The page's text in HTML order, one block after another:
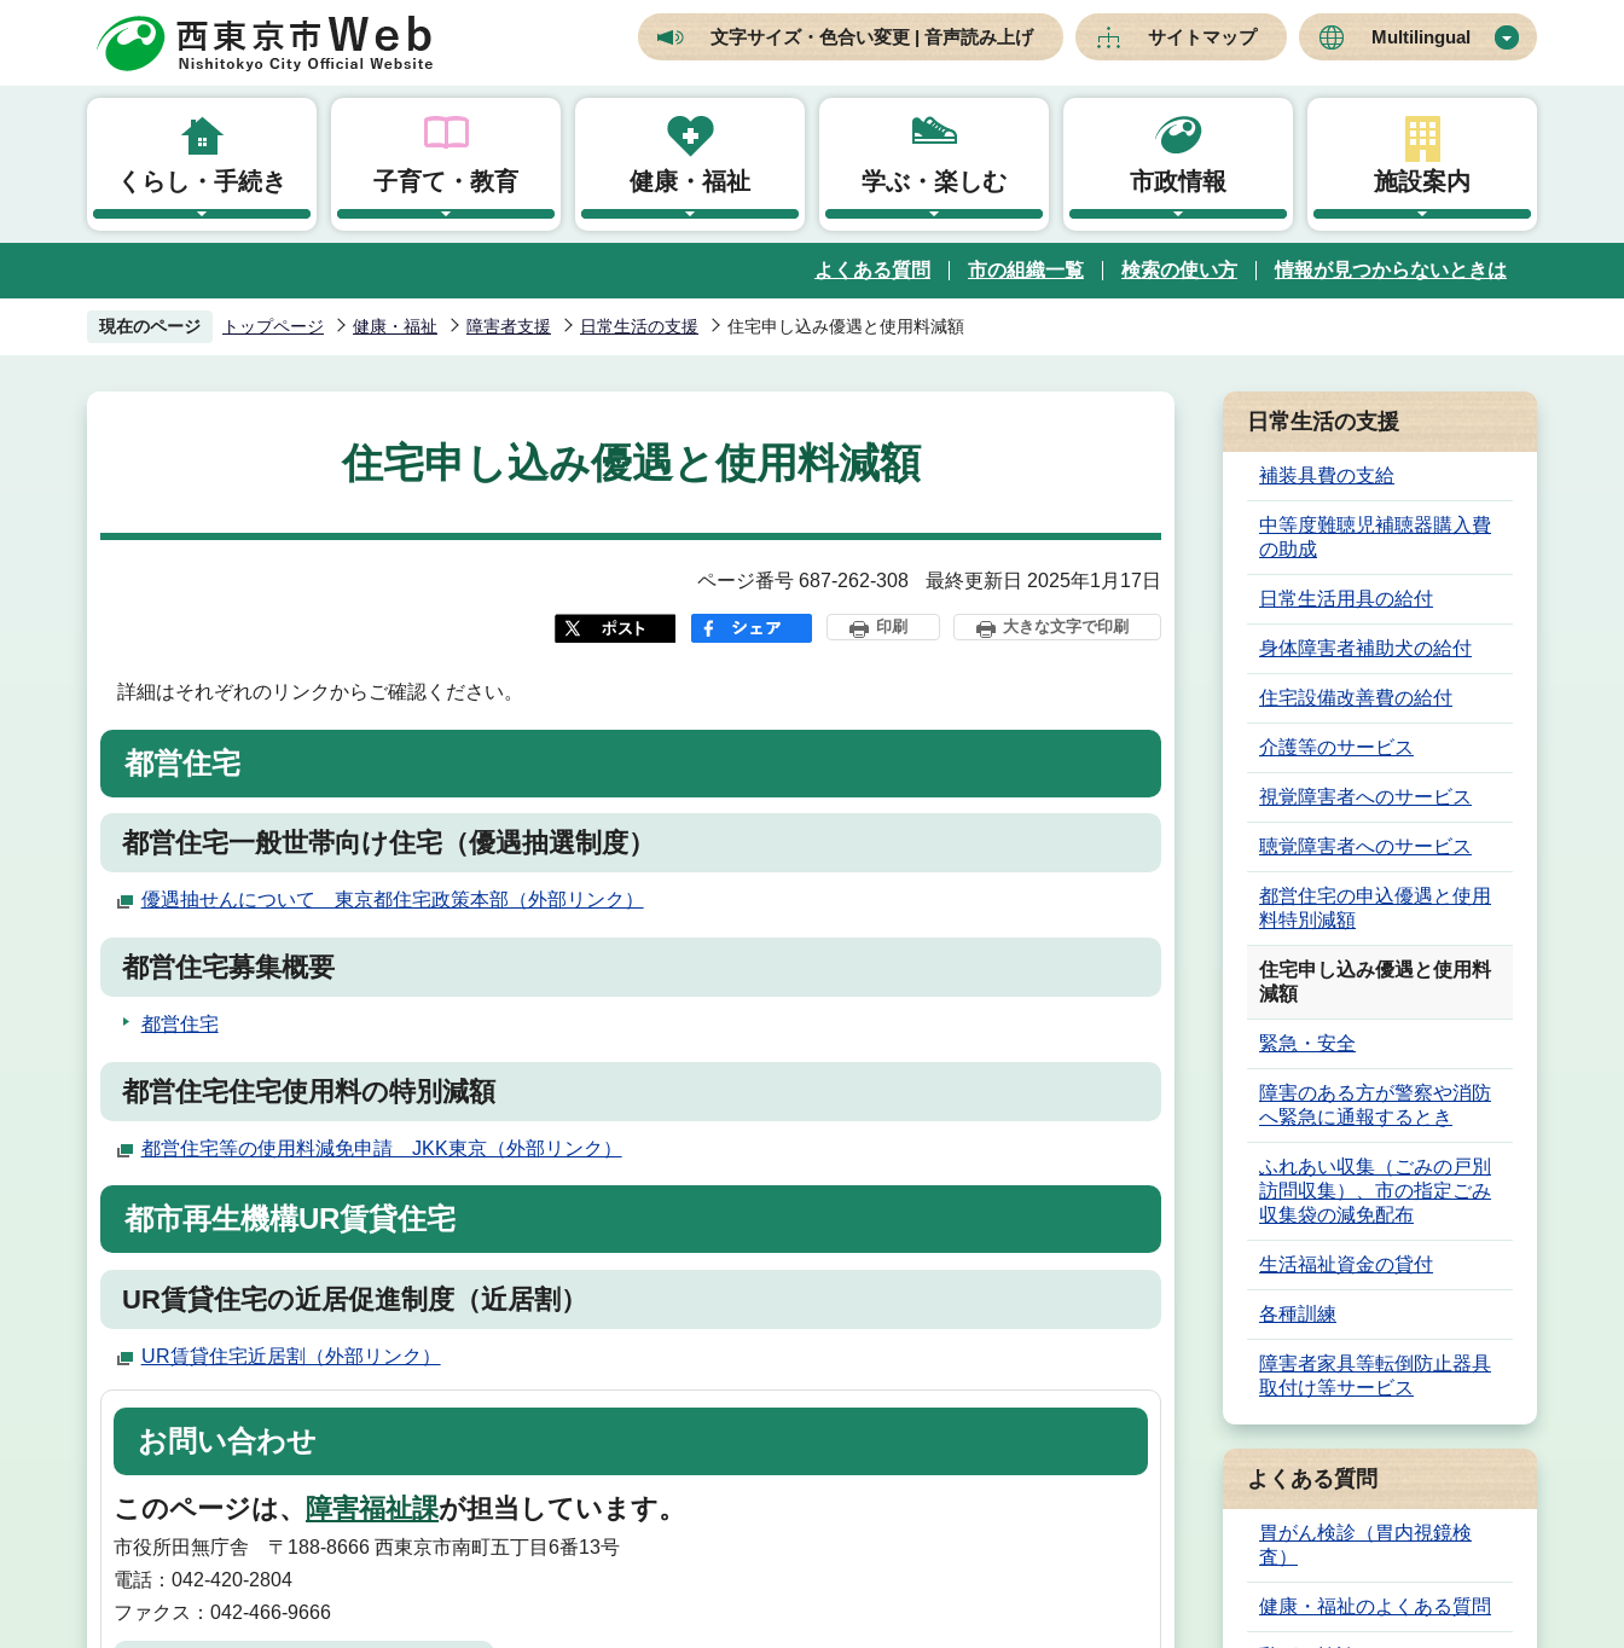
頭
文字サイズ・色合い変更 | 音声読み上げ サイトマップ Multilingual
くらし・手続き 子育て・教育 健康・福祉 学ぶ・楽しむ 市政情報 施設案内
よくある質問 市の組織一覧 検索の使い方 情報が見つからないときは
現在のページ トップページ 健康・福祉 障害者支援 日常生活の支援 住宅申し込み優遇と使用料減額
住宅申し込み優遇と使用料減額
ページ番号 687-262-308 最終更新日 2025年1月17日
印刷 大きな文字で印刷
詳細はそれぞれのリンクからご確認ください。
都営住宅
都営住宅一般世帯向け住宅（優遇抽選制度）
優遇抽せんについて 東京都住宅政策本部（外部リンク）
都営住宅募集概要
都営住宅
都営住宅住宅使用料の特別減額
都営住宅等の使用料減免申請 JKK東京（外部リンク）
都市再生機構UR賃貸住宅
UR賃貸住宅の近居促進制度（近居割）
UR賃貸住宅近居割（外部リンク）
お問い合わせ
このページは、 障害福祉課が担当しています。
市役所田無庁舎 〒188-8666 西東京市南町五丁目6番13号
電話：042-420-2804
ファクス：042-466-9666
日常生活の支援
補装具費の支給
中等度難聴児補聴器購入費
の助成
日常生活用具の給付
身体障害者補助犬の給付
住宅設備改善費の給付
介護等のサービス
視覚障害者へのサービス
聴覚障害者へのサービス
都営住宅の申込優遇と使用
料特別減額
住宅申し込み優遇と使用料
減額
緊急・安全
障害のある方が警察や消防
へ緊急に通報するとき
ふれあい収集（ごみの戸別
訪問収集）、市の指定ごみ
収集袋の減免配布
生活福祉資金の貸付
各種訓練
障害者家具等転倒防止器具
取付け等サービス
よくある質問
胃がん検診（胃内視鏡検
査）
健康・福祉のよくある質問